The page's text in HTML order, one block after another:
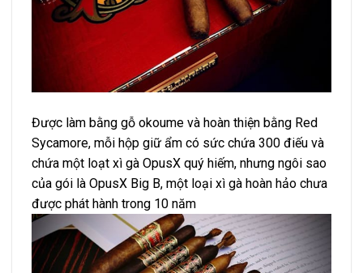
Được làm bằng gỗ okoume và hoàn thiện bằng Red
Sycamore, mỗi hộp giữ ẩm có sức chứa 300 điếu và
chứa một loạt xì gà OpusX quý hiếm, nhưng ngôi sao
của gói là OpusX Big B, một loại xì gà hoàn hảo chưa
được phát hành trong 10 năm